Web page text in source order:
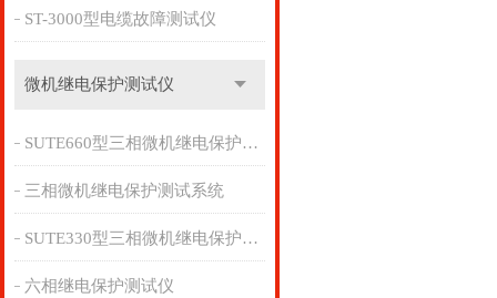
ST-3000型电缆故障测试仪
微机继电保护测试仪
SUTE660型三相微机继电保护测试系统
三相微机继电保护测试系统
SUTE330型三相微机继电保护测试仪
六相继电保护测试仪